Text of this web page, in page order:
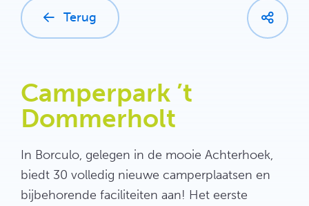
Terug
Camperpark ’t
Dommerholt
In Borculo, gelegen in de mooie Achterhoek,
biedt 30 volledig nieuwe camperplaatsen en
bijbehorende faciliteiten aan! Het eerste
Plan je bezoek